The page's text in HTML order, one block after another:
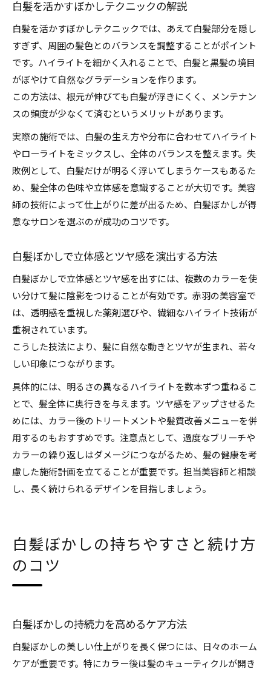
白髪を活かすぼかしテクニックの解説
白髪を活かすぼかしテクニックでは、あえて白髪部分を隠し
すぎず、周囲の髪色とのバランスを調整することがポイント
です。ハイライトを細かく入れることで、白髪と黒髪の境目
がぼやけて自然なグラデーションを作ります。
この方法は、根元が伸びても白髪が浮きにくく、メンテナン
スの頻度が少なくて済むというメリットがあります。
実際の施術では、白髪の生え方や分布に合わせてハイライト
やローライトをミックスし、全体のバランスを整えます。失
敗例として、白髪だけが明るく浮いてしまうケースもあるた
め、髪全体の色味や立体感を意識することが大切です。美容
師の技術によって仕上がりに差が出るため、白髪ぼかしが得
意なサロンを選ぶのが成功のコツです。
白髪ぼかしで立体感とツヤ感を演出する方法
白髪ぼかしで立体感とツヤ感を出すには、複数のカラーを使
い分けて髪に陰影をつけることが有効です。赤羽の美容室で
は、透明感を重視した薬剤選びや、繊細なハイライト技術が
重視されています。
こうした技法により、髪に自然な動きとツヤが生まれ、若々
しい印象につながります。
具体的には、明るさの異なるハイライトを数本ずつ重ねるこ
とで、髪全体に奥行きを与えます。ツヤ感をアップさせるた
めには、カラー後のトリートメントや髪質改善メニューを併
用するのもおすすめです。注意点として、過度なブリーチや
カラーの繰り返しはダメージにつながるため、髪の健康を考
慮した施術計画を立てることが重要です。担当美容師と相談
し、長く続けられるデザインを目指しましょう。
白髪ぼかしの持ちやすさと続け方
のコツ
白髪ぼかしの持続力を高めるケア方法
白髪ぼかしの美しい仕上がりを長く保つには、日々のホーム
ケアが重要です。特にカラー後は髪のキューティクルが開き